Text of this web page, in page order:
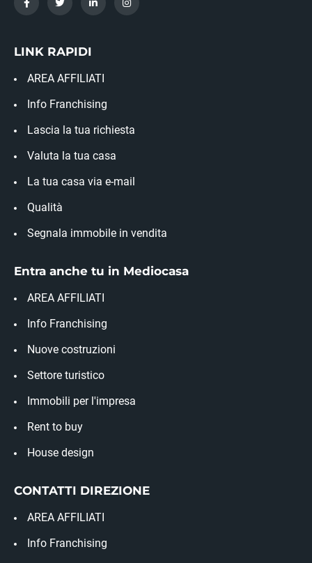
LINK RAPIDI
AREA AFFILIATI
Info Franchising
Lascia la tua richiesta
Valuta la tua casa
La tua casa via e-mail
Qualità
Segnala immobile in vendita
Entra anche tu in Mediocasa
AREA AFFILIATI
Info Franchising
Nuove costruzioni
Settore turistico
Immobili per l'impresa
Rent to buy
House design
CONTATTI DIREZIONE
AREA AFFILIATI
Info Franchising